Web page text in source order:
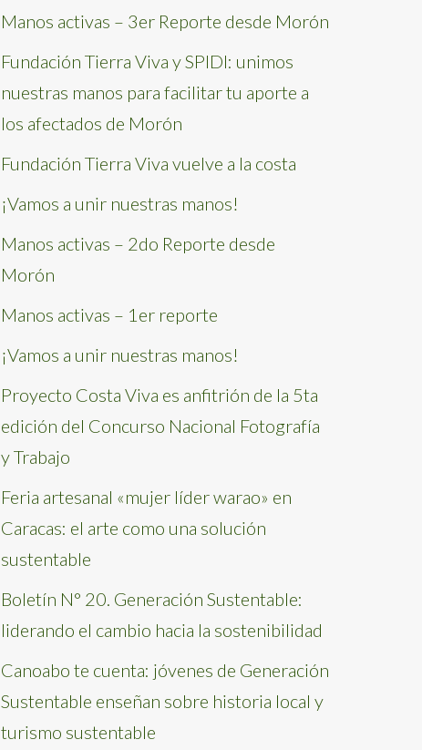
Manos activas – 3er Reporte desde Morón
Fundación Tierra Viva y SPIDI: unimos
nuestras manos para facilitar tu aporte a
los afectados de Morón
Fundación Tierra Viva vuelve a la costa
¡Vamos a unir nuestras manos!
Manos activas – 2do Reporte desde
Morón
Manos activas – 1er reporte
¡Vamos a unir nuestras manos!
Proyecto Costa Viva es anfitrión de la 5ta
edición del Concurso Nacional Fotografía
y Trabajo
Feria artesanal «mujer líder warao» en
Caracas: el arte como una solución
sustentable
Boletín N° 20. Generación Sustentable:
liderando el cambio hacia la sostenibilidad
Canoabo te cuenta: jóvenes de Generación
Sustentable enseñan sobre historia local y
turismo sustentable